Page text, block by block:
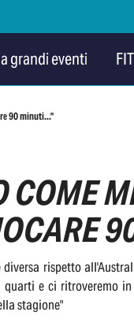
grandi eventi
90 minuti..."
COME
rispetto
e ci ritroveremo
stagione"